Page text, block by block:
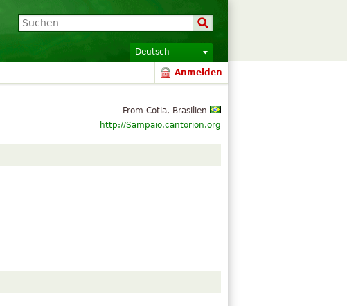
Deutsch
Anmelden
From Cotia, Brasilien
http://Sampaio.cantorion.org